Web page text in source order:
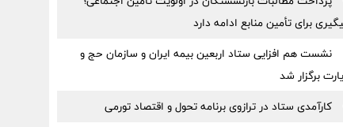
برای تأمین منابع ادامه دارد
نشست هم افزایی ستاد اربعین بیمه ایران و سازمان حج و
برگزار شد
کارآمدی ستاد در ترازوی برنامه تحول و اقتصاد تورمی